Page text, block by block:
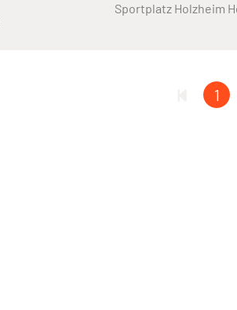
Sportplatz Holzheim
1